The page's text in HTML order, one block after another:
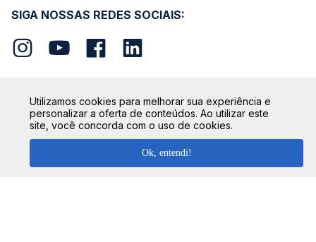
SIGA NOSSAS REDES SOCIAIS:
SEGURANÇA
Utilizamos cookies para melhorar sua experiência e
personalizar a oferta de conteúdos. Ao utilizar este
site, você concorda com o uso de cookies.
Ok, entendi!